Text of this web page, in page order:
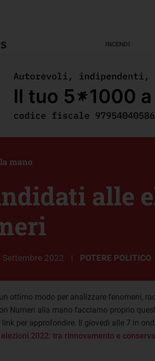
INCENDI
alle
mano
Settembre 2022 | POTERE POLITICO
ottimo modo per analizzare fenomeni,
Numeri alla mano facciamo proprio
link per approfondire. Il giovedì alle 7 in
2022: tra rinnovamento e